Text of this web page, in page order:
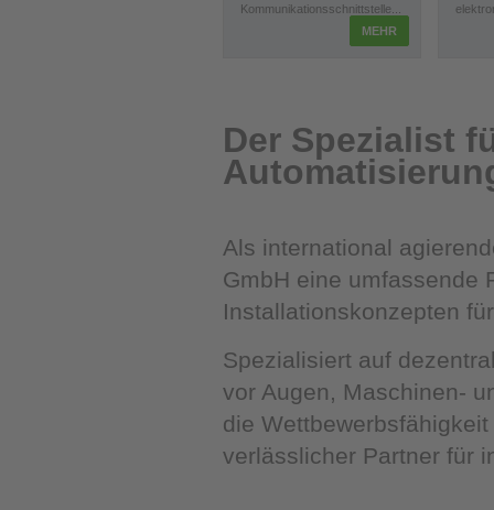
Kommunikationsschnittstelle...
MEHR
Der Spezialist
Als international
GmbH eine umfassende
Installationskonzepten
Spezialisiert auf
vor Augen, Maschinen-
die
verlässlicher Partner für